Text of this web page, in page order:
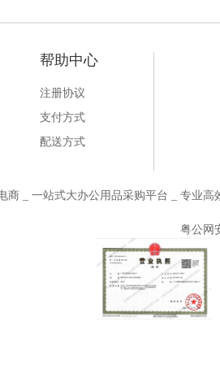
帮助中心
注册协议
支付方式
配送方式
商 _ 一站式大办公用品采购平台 _ 专业
粤公网